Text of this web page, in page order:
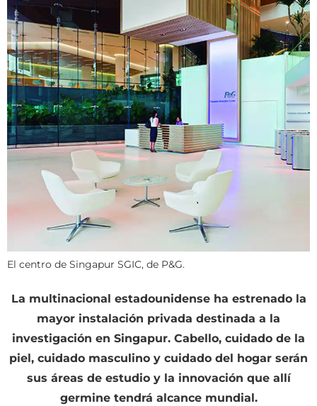
El centro de Singapur SGIC, de P&G.
La multinacional estadounidense ha estrenado la
mayor instalación privada destinada a la
investigación en Singapur. Cabello, cuidado de la
piel, cuidado masculino y cuidado del hogar serán
sus áreas de estudio y la innovación que allí
germine tendrá alcance mundial.